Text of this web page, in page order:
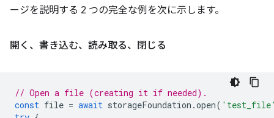
ージを説明する 2 つの完全な例を次に示します。
開く、書き込む、読み取る、閉じる
// Open a file (creating it if needed).
const file = await storageFoundation .open(